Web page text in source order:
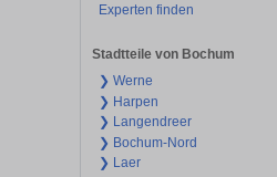
Experten finden
Stadtteile von Bochum
❯ Werne
❯ Harpen
❯ Langendreer
❯ Bochum-Nord
❯ Laer